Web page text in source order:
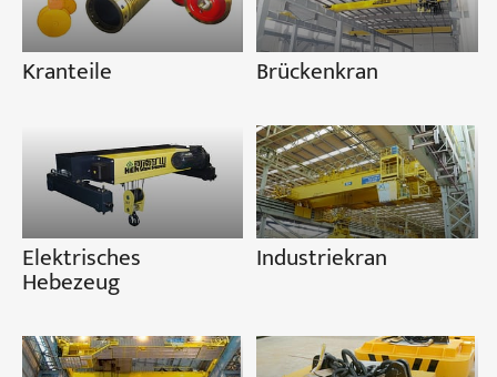
Kranteile Brückenkran
Elektrisches
Hebezeug
Industriekran